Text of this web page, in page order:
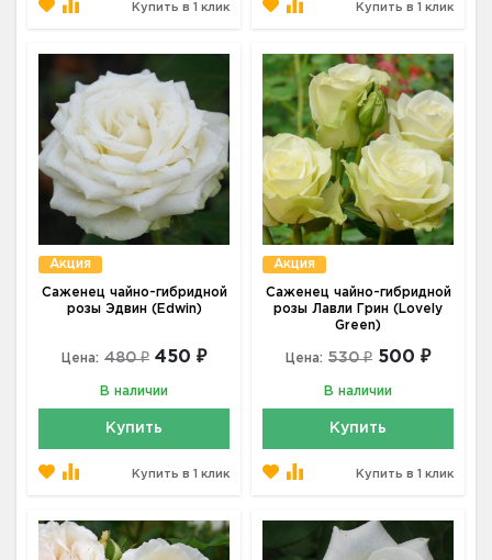
Купить в 1 клик Купить в 1 клик
Акция
Саженец чайно-гибридной
розы Эдвин (Edwin)
Цена: 480 ₽ 450 ₽
В наличии
Купить
Купить в 1 клик
Акция
Саженец чайно-гибридной
розы Лавли Грин (Lovely
Green)
Цена: 530 ₽ 500 ₽
В наличии
Купить
Купить в 1 клик